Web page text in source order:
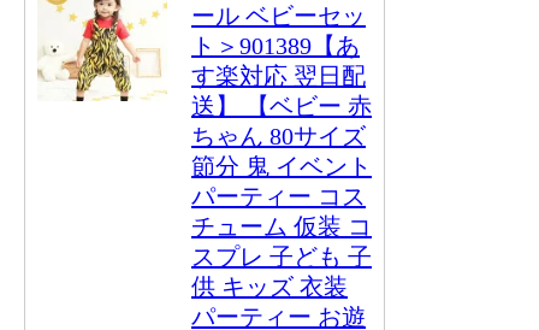
ール ベビーセッ
ト＞901389【あ
す楽対応 翌日配
送】 【ベビー 赤
ちゃん 80サイズ
節分 鬼 イベント
パーティー コス
チューム 仮装 コ
スプレ 子ども 子
供 キッズ 衣装
パーティー お遊